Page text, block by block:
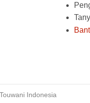
Indonesia